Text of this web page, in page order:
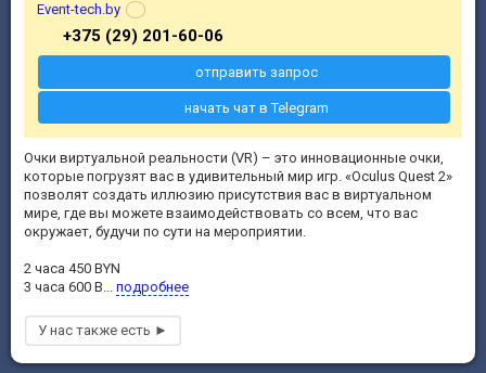
Очки виртуальной реальности (VR) – это инновационные очки,
которые погрузят вас в удивительный мир игр. «Oculus Quest 2»
позволят создать иллюзию присутствия вас в виртуальном
мире, где вы можете взаимодействовать со всем, что вас
окружает, будучи по сути на мероприятии.
2 часа 450 BYN
3 часа 600 B... подробнее
Event-tech.by
+375 (29) 201-60-06
отправить запрос
начать чат в Telegram